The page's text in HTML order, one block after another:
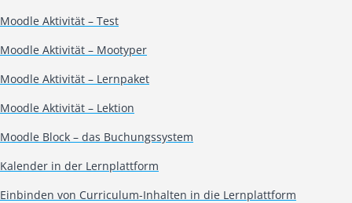
Moodle Aktivität – Test
Moodle Aktivität – Mootyper
Moodle Aktivität – Lernpaket
Moodle Aktivität – Lektion
Moodle Block – das Buchungssystem
Kalender in der Lernplattform
Einbinden von Curriculum-Inhalten in die Lernplattform